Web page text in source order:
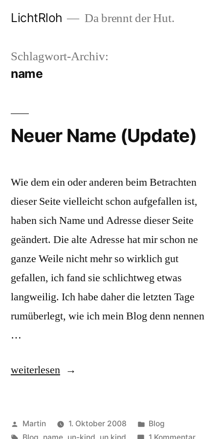
LichtRloh Da brennt der Hut.
Schlagwort-Archiv:
name
Neuer Name (Update)
Wie dem ein oder anderen beim Betrachten
dieser Seite vielleicht schon aufgefallen ist,
haben sich Name und Adresse dieser Seite
geändert. Die alte Adresse hat mir schon ne
ganze Weile nicht mehr so wirklich gut
gefallen, ich fand sie schlichtweg etwas
langweilig. Ich habe daher die letzten Tage
rumüberlegt, wie ich mein Blog denn nennen
…
„Neuer
weiterlesen
Veröffentlicht
von
Martin 1. Oktober 2008
Veröffentlicht
unter
Blog
Schlagwörter:
zu